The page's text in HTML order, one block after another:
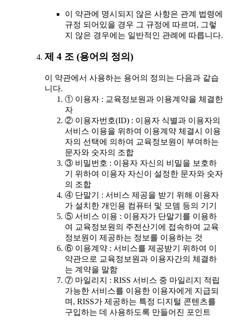
이 약관에 명시되지 않은 사항은 관계 법령에
규정 되어있을 경우 그 규정에 따르며, 그렇
지 않은 경우에는 일반적인 관례에 따릅니다.
제 4 조 (용어의 정의)
이 약관에서 사용하는 용어의 정의는 다음과 같습
니다.
① 이용자 : 교육정보원과 이용계약을 체결한
자
② 이용자번호(ID) : 이용자 식별과 이용자의
서비스 이용을 위하여 이용계약 체결시 이용
자의 선택에 의하여 교육정보원이 부여하는
문자와 숫자의 조합
③ 비밀번호 : 이용자 자신의 비밀을 보호하
기 위하여 이용자 자신이 설정한 문자와 숫자
의 조합
④ 단말기 : 서비스 제공을 받기 위해 이용자
가 설치한 개인용 컴퓨터 및 모뎀 등의 기기
⑤ 서비스 이용 : 이용자가 단말기를 이용하
여 교육정보원의 주전산기에 접속하여 교육
정보원이 제공하는 정보를 이용하는 것
⑥ 이용계약 : 서비스를 제공받기 위하여 이
약관으로 교육정보원과 이용자간의 체결하
는 계약을 말함
⑦ 마일리지 : RISS 서비스 중 마일리지 적립
가능한 서비스를 이용한 이용자에게 지급되
며, RISS가 제공하는 특정 디지털 콘텐츠를
구입하는 데 사용하도록 만들어진 포인트